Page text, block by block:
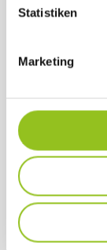
Statistiken
Marketing